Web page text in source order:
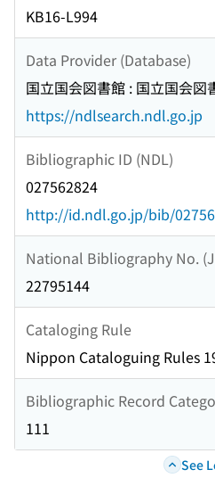
KB16-L994
Data Provider (Database)
国立国会図書館 : 国立国会図
https://ndlsearch.ndl.go.jp
Bibliographic ID (NDL)
027562824
http://id.ndl.go.jp/bib/
National Bibliography No.
22795144
Cataloging Rule
Nippon Cataloguing Rules
Bibliographic Record
111
See